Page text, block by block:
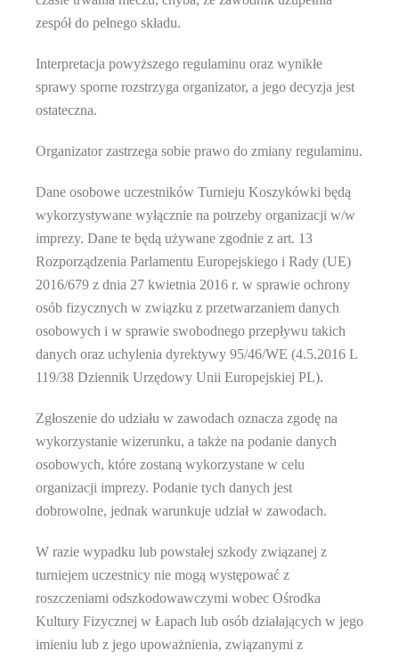
zespół do pełnego składu.
Interpretacja powyższego regulaminu oraz wynikłe
sprawy sporne rozstrzyga organizator, a jego decyzja jest
ostateczna.
Organizator zastrzega sobie prawo do zmiany regulaminu.
Dane osobowe uczestników Turnieju Koszykówki będą
wykorzystywane wyłącznie na potrzeby organizacji w/w
imprezy. Dane te będą używane zgodnie z art. 13
Rozporządzenia Parlamentu Europejskiego i Rady (UE)
2016/679 z dnia 27 kwietnia 2016 r. w sprawie ochrony
osób fizycznych w związku z przetwarzaniem danych
osobowych i w sprawie swobodnego przepływu takich
danych oraz uchylenia dyrektywy 95/46/WE (4.5.2016 L
119/38 Dziennik Urzędowy Unii Europejskiej PL).
Zgłoszenie do udziału w zawodach oznacza zgodę na
wykorzystanie wizerunku, a także na podanie danych
osobowych, które zostaną wykorzystane w celu
organizacji imprezy. Podanie tych danych jest
dobrowolne, jednak warunkuje udział w zawodach.
W razie wypadku lub powstałej szkody związanej z
turniejem uczestnicy nie mogą występować z
roszczeniami odszkodowawczymi wobec Ośrodka
Kultury Fizycznej w Łapach lub osób działających w jego
imieniu lub z jego upoważnienia, związanymi z